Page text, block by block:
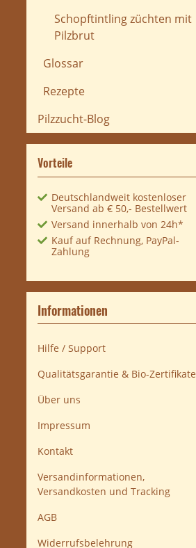
Schopftintling züchten mit
Pilzbrut
Glossar
Rezepte
Pilzzucht-Blog
Vorteile
Deutschlandweit kostenloser
Versand ab € 50,- Bestellwert
Versand innerhalb von 24h*
Kauf auf Rechnung, PayPal-
Zahlung
Informationen
Hilfe / Support
Qualitätsgarantie & Bio-Zertifikate
Über uns
Impressum
Kontakt
Versandinformationen,
Versandkosten und Tracking
AGB
Widerrufsbelehrung